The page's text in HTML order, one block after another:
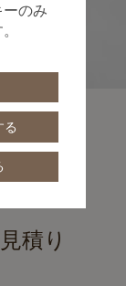
積り
のみ
る